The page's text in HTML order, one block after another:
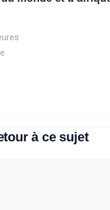
à ce sujet